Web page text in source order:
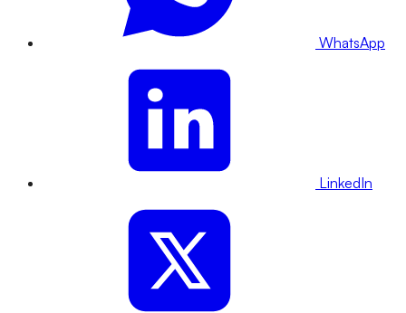
WhatsApp
LinkedIn